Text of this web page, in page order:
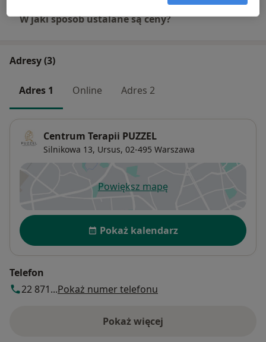
W jaki sposób ustalane są ceny?
Adresy (3)
Adres 1 Online Adres 2
Centrum Terapii PUZZEL
Silnikowa 13, Ursus, 02-495 Warszawa
Powiększ mapęotwiera się w nowej karcie
Dostępność
Pokaż kalendarz
Telefon
22 871...Pokaż numer telefonu
Pokaż więcej
o adresie